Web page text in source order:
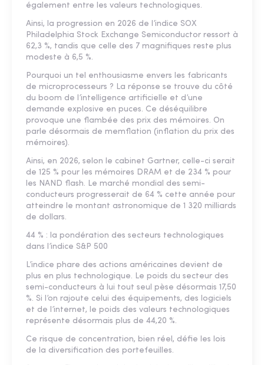
également entre les valeurs technologiques.
Ainsi, la progression en 2026 de l’indice SOX
Philadelphia Stock Exchange Semiconductor ressort à
62,3 %, tandis que celle des 7 magnifiques reste plus
modeste à 6,5 %.
Pourquoi un tel enthousiasme envers les fabricants
de microprocesseurs ? La réponse se trouve du côté
du boom de l’intelligence artificielle et d’une
demande explosive en puces. Ce déséquilibre
provoque une flambée des prix des mémoires. On
parle désormais de memflation (inflation du prix des
mémoires).
Ainsi, en 2026, selon le cabinet Gartner, celle-ci serait
de 125 % pour les mémoires DRAM et de 234 % pour
les NAND flash. Le marché mondial des semi-
conducteurs progresserait de 64 % cette année pour
atteindre le montant astronomique de 1 320 milliards
de dollars.
44 % : la pondération des secteurs technologiques
dans l’indice S&P 500
L’indice phare des actions américaines devient de
plus en plus technologique. Le poids du secteur des
semi-conducteurs à lui tout seul pèse désormais 17,50
%. Si l’on rajoute celui des équipements, des logiciels
et de l’internet, le poids des valeurs technologiques
représente désormais plus de 44,20 %.
Ce risque de concentration, bien réel, défie les lois
de la diversification des portefeuilles.